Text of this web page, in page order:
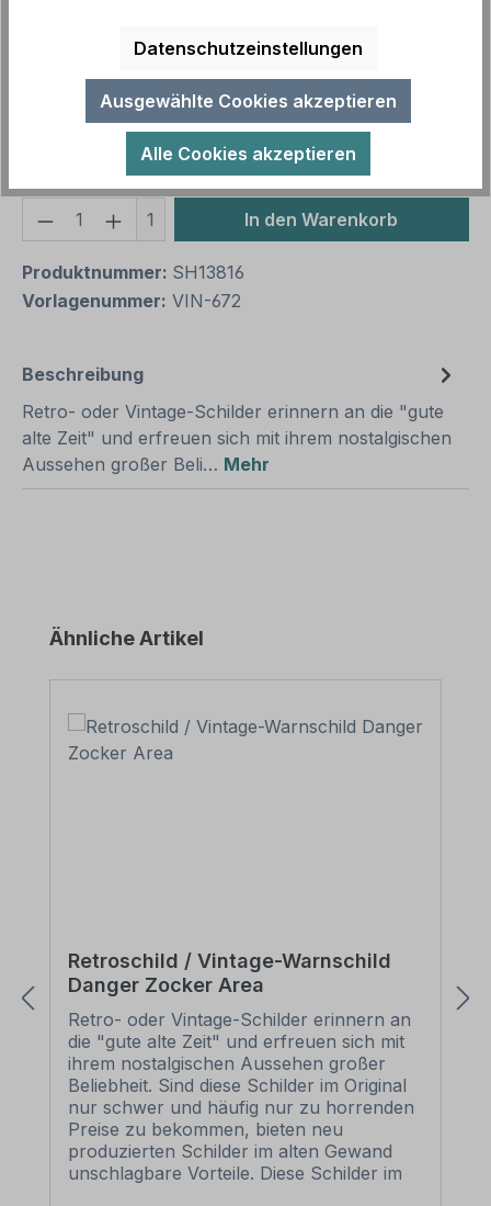
Preise inkl. MwSt. zzgl. Versandkosten
Produkt Anzahl: Gib den
1 In den Warenkorb
Produktnummer: SH13816
Vorlagenummer: VIN-672
Beschreibung
Retro- oder Vintage-Schilder erinnern an die "gute
alte Zeit" und erfreuen sich mit ihrem nostalgischen
Aussehen großer Beli… Mehr
Produktgalerie überspringen
Ähnliche Artikel
Retroschild / Vintage-Warnschild
Danger Zocker Area
Retro- oder Vintage-Schilder erinnern an
die "gute alte Zeit" und erfreuen sich mit
ihrem nostalgischen Aussehen großer
Beliebheit. Sind diese Schilder im Original
nur schwer und häufig nur zu horrenden
Preise zu bekommen, bieten neu
produzierten Schilder im alten Gewand
unschlagbare Vorteile. Diese Schilder im
Datenschutzeinstellungen
Ausgewählte Cookies akzeptieren
Alle Cookies akzeptieren